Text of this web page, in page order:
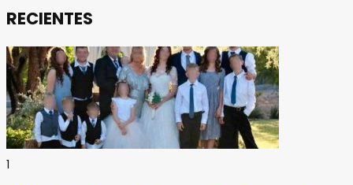
RECIENTES
1